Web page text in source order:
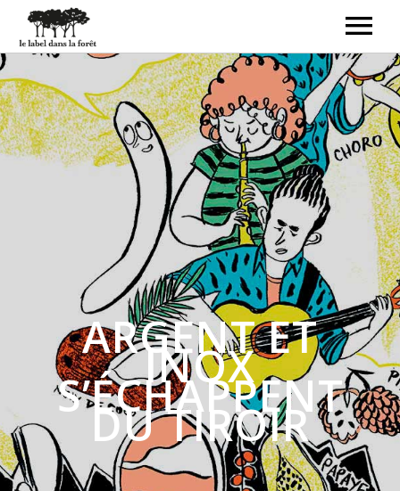
ACCUEIL
LE LABEL
LIVRES-DISQUES
CRÉATEURS
CONTACT
BOUTIQUE
ARGENT ET
INOX
S’ÉCHAPPENT
DU TIROIR